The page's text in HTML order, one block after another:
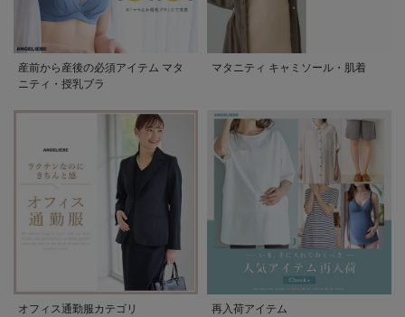
産前から産後の必須アイテム マタ
ニティ・授乳ブラ
マタニティ キャミソール・肌着
オフィス通勤服カテゴリ 再入荷アイテム